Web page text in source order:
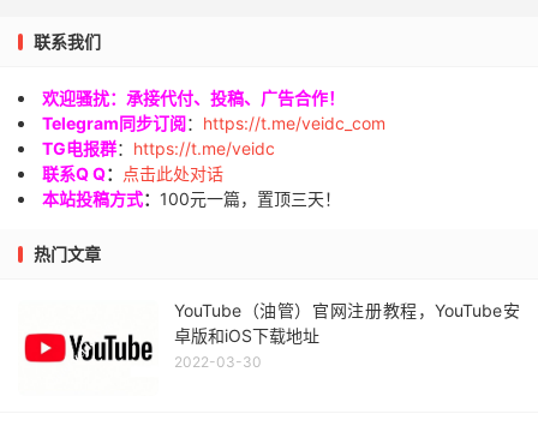
联系我们
欢迎骚扰：承接代付、投稿、广告合作！
Telegram同步订阅： https://t.me/veidc_com
TG电报群： https://t.me/veidc
联系Q Q：
点击此处对话
本站投稿方式： 100元一篇，置顶三天！
热门文章
YouTube（油管）官网注册教程，YouTube安
卓版和iOS下载地址
2022-03-30